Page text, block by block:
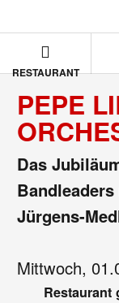
RESTAURANT
PEPE
Das
Jürgens-
Mittwoch,
Restaurant